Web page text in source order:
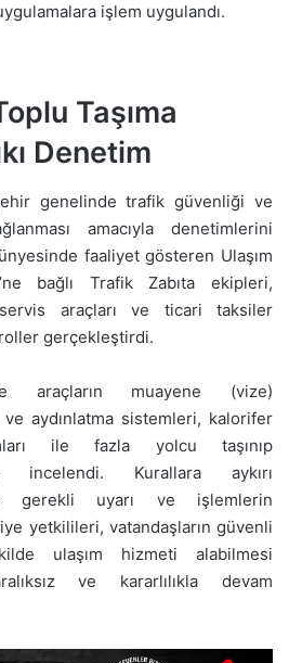
işlem uygulandı.
Taşıma
Denetim
genelinde trafik güvenliği ve
amacıyla denetimlerini
faaliyet gösteren Ulaşım
bağlı Trafik Zabıta ekipleri,
araçları ve ticari taksiler
gerçekleştirdi.
araçların muayene (vize)
ve aydınlatma sistemleri, kalorifer
ile fazla yolcu taşınıp
incelendi. Kurallara aykırı
gerekli uyarı ve işlemlerin
yetkilileri, vatandaşların güvenli
ulaşım hizmeti alabilmesi
ve kararlılıkla devam